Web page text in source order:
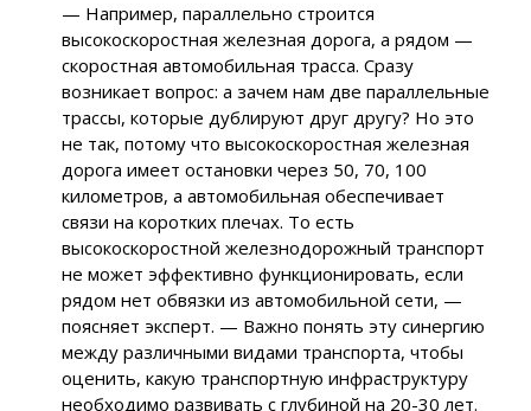
— Например, параллельно строится
высокоскоростная железная дорога, а рядом —
скоростная автомобильная трасса. Сразу
возникает вопрос: а зачем нам две параллельные
трассы, которые дублируют друг другу? Но это
не так, потому что высокоскоростная железная
дорога имеет остановки через 50, 70, 100
километров, а автомобильная обеспечивает
связи на коротких плечах. То есть
высокоскоростной железнодорожный транспорт
не может эффективно функционировать, если
рядом нет обвязки из автомобильной сети, —
поясняет эксперт. — Важно понять эту синергию
между различными видами транспорта, чтобы
оценить, какую транспортную инфраструктуру
необходимо развивать с глубиной на 20-30 лет.